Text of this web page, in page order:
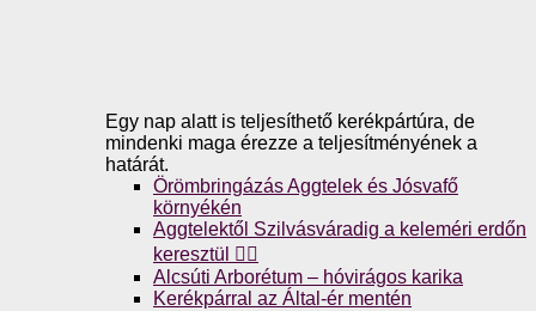
Egy nap alatt is teljesíthető kerékpártúra, de
mindenki maga érezze a teljesítményének a
határát.
Örömbringázás Aggtelek és Jósvafő
környékén
Aggtelektől Szilvásváradig a keleméri erdőn
keresztül 🚴‍♀️
Alcsúti Arborétum – hóvirágos karika
Kerékpárral az Által-ér mentén